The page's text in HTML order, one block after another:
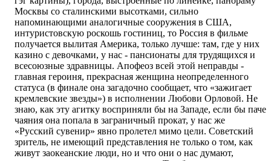
Москвы со сталинскими высотками, сильно
напоминающими аналогичные сооружения в США,
интуристовскую роскошь гостиниц, то Россия в фильме
получается вылитая Америка, только лучше: там, где у них
казино с девочками, у нас - пансионаты для трудящихся и
всесоюзные здравницы. Апофеоз всей этой неправды -
главная героиня, прекрасная женщина неопределенного
статуса (в финале она загадочно сообщает, что «зажигает
кремлевские звезды») в исполнении Любови Орловой. Не
знаю, как эту агитку восприняли бы на Западе, если бы паче
чаяния она попала в заграничный прокат, у нас же
«Русский сувенир» явно пролетел мимо цели. Советский
зритель, не имеющий представления не только о том, как
живут заокеанские люди, но и что они о нас думают,